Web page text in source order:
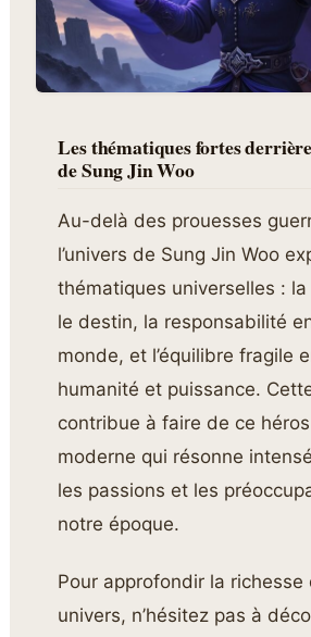
Les thématiques fortes
de Sung Jin Woo
Au-delà des prouesses
l’univers de Sung Jin Woo
thématiques universelles :
le destin, la responsabilité
monde, et l’équilibre fragile
humanité et puissance.
contribue à faire de ce
moderne qui résonne
les passions et les
notre époque.
Pour approfondir la richesse
univers, n’hésitez pas à